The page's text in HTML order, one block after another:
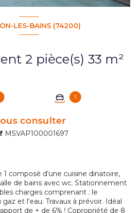
LES-BAINS (74200)
Appartement 2 pièce(s) 33 m²
1
consulter
MSVAP100001697
composé d'une cuisine dinatoire,
de bains avec wc. Stationnement
charges comprenant : le
et l'eau. Travaux à prévoir. Idéal
de + de 6% ! Copropriété de 8